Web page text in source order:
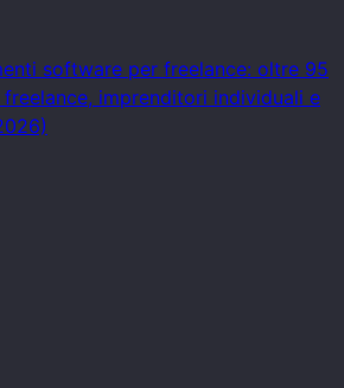
software per freelance: oltre 95
imprenditori individuali e